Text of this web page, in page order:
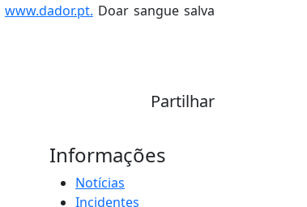
www.dador.pt. Doar sangue salva
Partilhar
Informações
Notícias
Incidentes